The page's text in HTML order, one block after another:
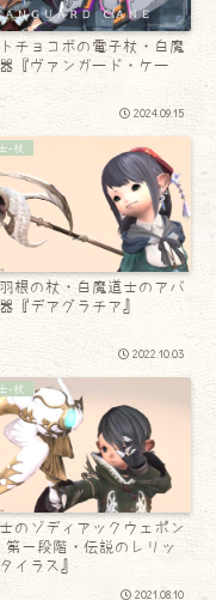
チョコボの電子杖・白魔
『ヴァンガード・ケー
2024.09.15
-杖
根の杖・白魔道士のアバ
『デアグラチア』
2022.10.03
-杖
のゾディアックウェポン
第一段階・伝説のレリッ
イラス』
2021.08.10